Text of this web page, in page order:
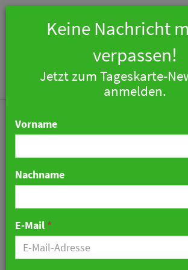
Steigenberger
Lörrach: RIMC
Stellung
Keine Nachricht
verpassen!
Jetzt zum Tageskarte-
anmelden.
Vorname
Nachname
E-Mail *